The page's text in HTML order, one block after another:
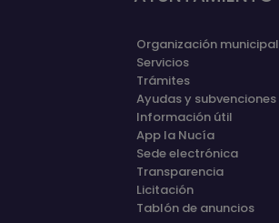
Organización municipal
Servicios
Trámites
Ayudas y subvenciones
Información útil
App la Nucía
Sede electrónica
Transparencia
Licitación
Tablón de anuncios